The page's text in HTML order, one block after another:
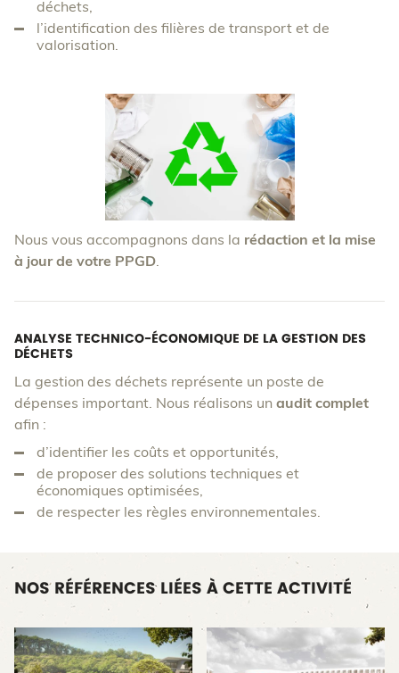
déchets,
l’identification des filières de transport et de
valorisation.
Nous vous accompagnons dans la rédaction et la mise
à jour de votre PPGD.
ANALYSE TECHNICO-ÉCONOMIQUE DE LA GESTION DES
DÉCHETS
La gestion des déchets représente un poste de
dépenses important. Nous réalisons un audit complet
afin :
d’identifier les coûts et opportunités,
de proposer des solutions techniques et
économiques optimisées,
de respecter les règles environnementales.
NOS RÉFÉRENCES LIÉES À CETTE ACTIVITÉ